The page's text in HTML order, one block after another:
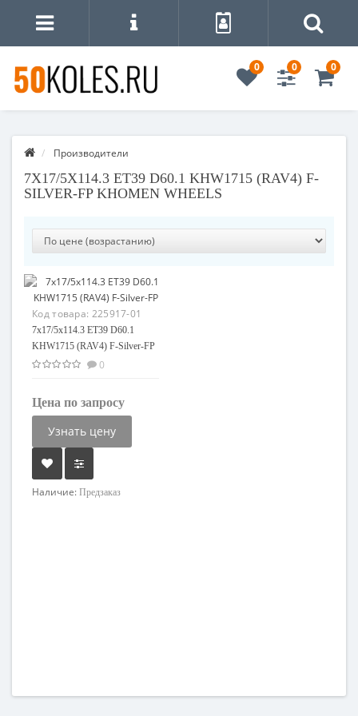
0 0 0
Производители
7X17/5X114.3 ET39 D60.1 KHW1715 (RAV4) F-
SILVER-FP KHOMEN WHEELS
Код товара: 225917-01
7x17/5x114.3 ET39 D60.1
KHW1715 (RAV4) F-Silver-FP
0
Цена по запросу
Узнать цену
Наличие: Предзаказ